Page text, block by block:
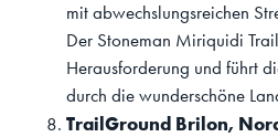
mit abwechslungsreichen
Der Stoneman Miriquidi
Herausforderung und führt
durch die wunderschöne
TrailGround Brilon,